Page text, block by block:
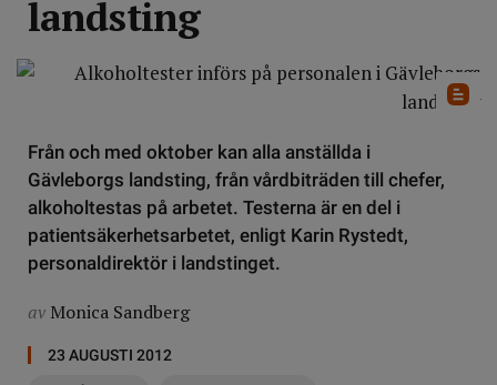
landsting
Från och med oktober kan alla anställda i
Gävleborgs landsting, från vårdbiträden till chefer,
alkoholtestas på arbetet. Testerna är en del i
patientsäkerhetsarbetet, enligt Karin Rystedt,
personaldirektör i landstinget.
av Monica Sandberg
23 AUGUSTI 2012